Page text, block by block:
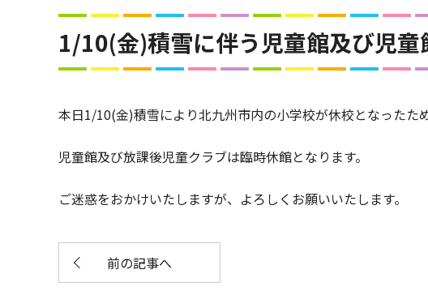
1/10(金)積雪に伴う児童館及び児
本日1/10(金)積雪により北九州市内の小学校が休校となったた
児童館及び放課後児童クラブは臨時休館となります。
ご迷惑をおかけいたしますが、よろしくお願いいたします。
前の記事へ